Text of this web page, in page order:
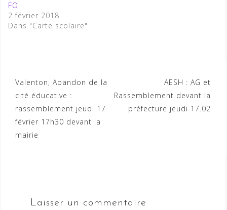
FO
2 février 2018
Dans "Carte scolaire"
Navigation
de
l’article
Valenton, Abandon de la
cité éducative :
rassemblement jeudi 17
février 17h30 devant la
mairie
AESH : AG et
Rassemblement devant la
préfecture jeudi 17.02
Laisser un commentaire